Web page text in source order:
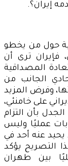
إيران؟.
حول من يخطو
فإيران ترى أن
المصداقية
الجانب من
وفرض المزيد
على خامنئي،
بأن التزام
عمليًا وليس
يحيد عنه أحد في
التصريح يؤكد
بين طهران